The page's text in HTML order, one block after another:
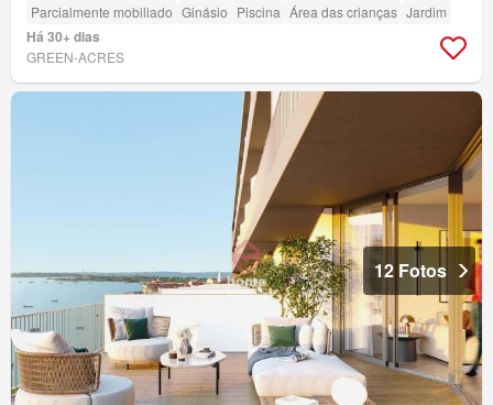
Parcialmente mobiliado Ginásio Piscina Área das crianças Jardim
Há 30+ dias
GREEN-ACRES
12 Fotos